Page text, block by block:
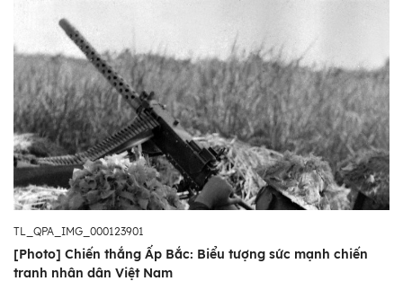
TL_QPA_IMG_000123901
[Photo] Chiến thắng Ấp Bắc: Biểu tượng sức mạnh chiến
tranh nhân dân Việt Nam